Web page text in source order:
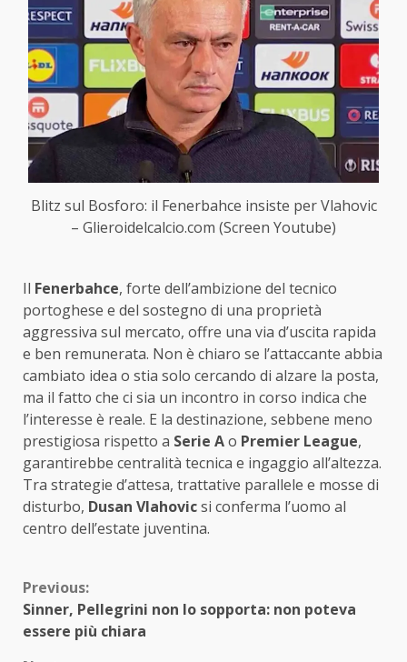
Blitz sul Bosforo: il Fenerbahce insiste per Vlahovic
– Glieroidelcalcio.com (Screen Youtube)
Il Fenerbahce, forte dell’ambizione del tecnico
portoghese e del sostegno di una proprietà
aggressiva sul mercato, offre una via d’uscita rapida
e ben remunerata. Non è chiaro se l’attaccante abbia
cambiato idea o stia solo cercando di alzare la posta,
ma il fatto che ci sia un incontro in corso indica che
l’interesse è reale. E la destinazione, sebbene meno
prestigiosa rispetto a Serie Ao Premier League,
garantirebbe centralità tecnica e ingaggio all’altezza.
Tra strategie d’attesa, trattative parallele e mosse di
disturbo, Dusan Vlahovicsi conferma l’uomo al
centro dell’estate juventina.
Continue
Reading
Previous:
Sinner, Pellegrini non lo sopporta: non poteva
essere più chiara